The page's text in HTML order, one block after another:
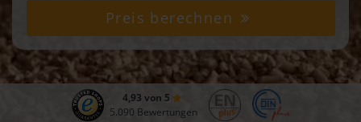
Preis berechnen
4,93 von 5
5.090 Bewertungen